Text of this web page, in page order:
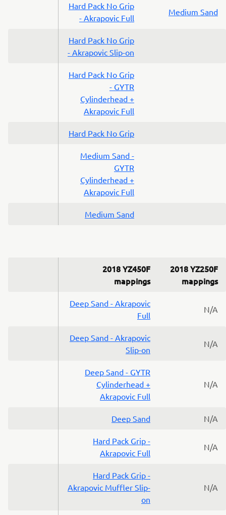
Hard Pack No Grip
- Akrapovic Full
Medium Sand
Hard Pack No Grip
- Akrapovic Slip-on
Hard Pack No Grip
- GYTR
Cylinderhead +
Akrapovic Full
Hard Pack No Grip
Medium Sand -
GYTR
Cylinderhead +
Akrapovic Full
Medium Sand
2018 YZ450F
mappings
2018 YZ250F
mappings
Deep Sand - Akrapovic
Full
N/A
Deep Sand - Akrapovic
Slip-on
N/A
Deep Sand - GYTR
Cylinderhead +
Akrapovic Full
N/A
Deep Sand N/A
Hard Pack Grip -
Akrapovic Full
N/A
Hard Pack Grip -
Akrapovic Muffler Slip-
on
N/A